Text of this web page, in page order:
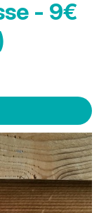
MON PANIER- 9€